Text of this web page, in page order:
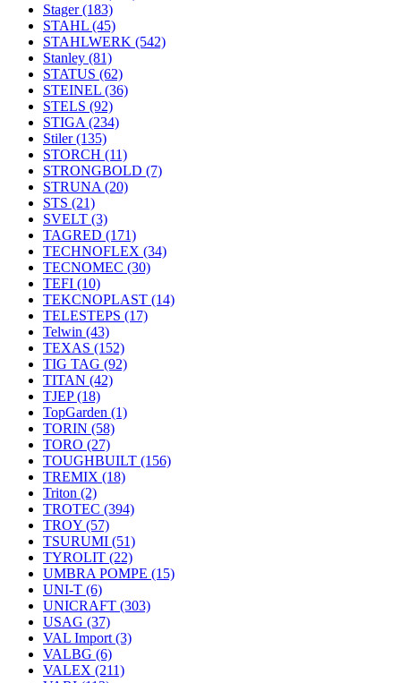
Stager(183)
STAHL (45)
STAHLWERK (542)
Stanley (81)
STATUS (62)
STEINEL (36)
STELS (92)
STIGA (234)
Stiler(135)
STORCH (11)
STRONGBOLD (7)
STRUNA (20)
STS (21)
SVELT (3)
TAGRED (171)
TECHNOFLEX (34)
TECNOMEC (30)
TEFI (10)
TEKCNOPLAST (14)
TELESTEPS (17)
Telwin (43)
TEXAS (152)
TIG TAG (92)
TITAN (42)
TJEP(18)
TopGarden (1)
TORIN (58)
TORO (27)
TOUGHBUILT (156)
TREMIX (18)
Triton (2)
TROTEC (394)
TROY (57)
TSURUMI (51)
TYROLIT (22)
UMBRA POMPE (15)
UNI-T (6)
UNICRAFT (303)
USAG (37)
VAL Import (3)
VALBG (6)
VALEX (211)